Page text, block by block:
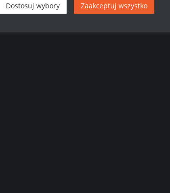
Dostosuj wybory Zaakceptuj wszystko